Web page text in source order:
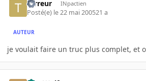
terreur INpactien
Posté(e) le 22 mai 200521 a
AUTEUR
je voulait faire un truc plus complet, et